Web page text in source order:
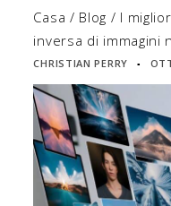
Casa / Blog / I
inversa di immagini
CHRISTIAN PERRY ▪